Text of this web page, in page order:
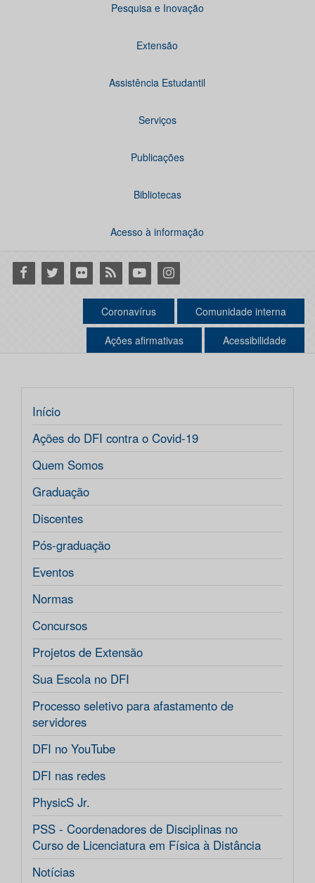
Pesquisa e Inovação
Extensão
Assistência Estudantil
Serviços
Publicações
Bibliotecas
Acesso à informação
Facebook
Twitter Flickr RSS YoutubeInstagram
Coronavírus Comunidade interna
Ações afirmativas Acessibilidade
Início
Ações do DFI contra o Covid-19
Quem Somos
Graduação
Discentes
Pós-graduação
Eventos
Normas
Concursos
Projetos de Extensão
Sua Escola no DFI
Processo seletivo para afastamento de
servidores
DFI no YouTube
DFI nas redes
PhysicS Jr.
PSS - Coordenadores de Disciplinas no
Curso de Licenciatura em Física à Distância
Notícias